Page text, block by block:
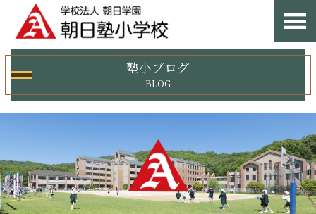
塾小ブログ
BLOG